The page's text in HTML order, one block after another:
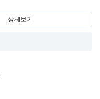
상세보기